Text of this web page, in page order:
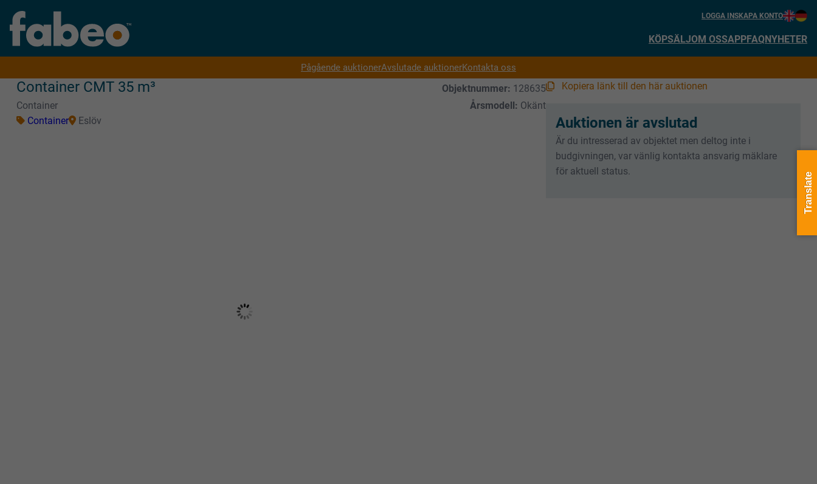
LOGGA INSKAPA KONTO
KÖPSÄLJOM OSSAPPFAQNYHETER
Pågående auktionerAvslutade auktionerKontakta oss
Container CMT 35 m³ Objektnummer: 128635
Container
Årsmodell: Okänt
Container
Eslöv
Kopiera länk till den här auktionen
Auktionen är avslutad
Är du intresserad av objektet men deltog inte i
budgivningen, var vänlig kontakta ansvarig mäklare
för aktuell status.
Translate